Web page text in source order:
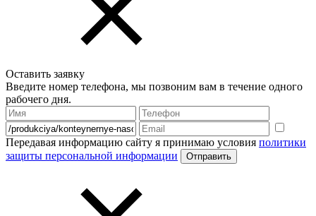
Оставить заявку
Введите номер телефона, мы позвоним вам в течение одного
рабочего дня.
Передавая информацию сайту я принимаю условия политики
защиты персональной информации